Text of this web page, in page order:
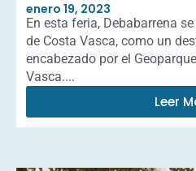
enero 19, 2023
En esta feria, Debabarrena
de Costa Vasca, como un
encabezado por el
Vasca....
Leer